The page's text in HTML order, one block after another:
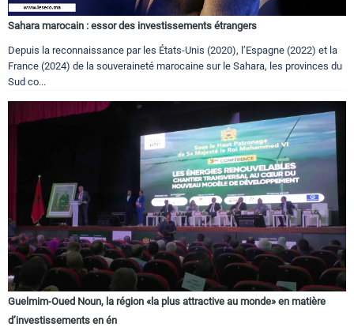
Sahara marocain : essor des investissements étrangers
Depuis la reconnaissance par les États-Unis (2020), l’Espagne (2022) et la
France (2024) de la souveraineté marocaine sur le Sahara, les provinces du
Sud co...
Guelmim-Oued Noun, la région «la plus attractive au monde» en matière
d’investissements en én